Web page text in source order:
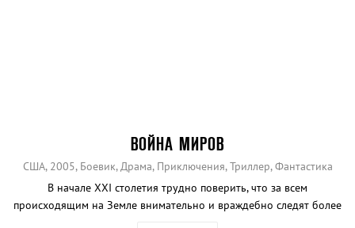
ВОЙНА МИРОВ
США, 2005, Боевик, Драма, Приключения, Триллер, Фантастика
В начале XXI столетия трудно поверить, что за всем
происходящим на Земле внимательно и враждебно следят более